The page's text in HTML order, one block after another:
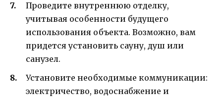
Проведите внутреннюю отделку,
учитывая особенности будущего
использования объекта. Возможно, вам
придется установить сауну, душ или
санузел.
Установите необходимые коммуникации:
электричество, водоснабжение и